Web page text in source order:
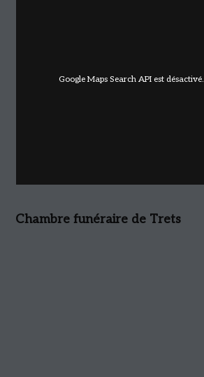
Google Maps Search API est désactivé.
Chambre funéraire de Trets